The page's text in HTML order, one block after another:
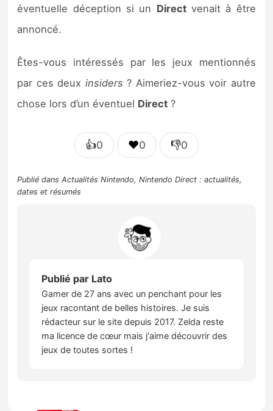
éventuelle déception si un Directvenait à être
annoncé.
Êtes-vous intéressés par les jeux mentionnés
par ces deux insiders ? Aimeriez-vous voir autre
chose lors d’un éventuel Direct ?
👍0 ❤️0 👎0
Publié dansActualités Nintendo,Nintendo Direct : actualités,
dates et résumés
Publié par Lato
Gamer de 27 ans avec un penchant pour les
jeux racontant de belles histoires. Je suis
rédacteur sur le site depuis 2017. Zelda reste
ma licence de cœur mais j'aime découvrir des
jeux de toutes sortes !